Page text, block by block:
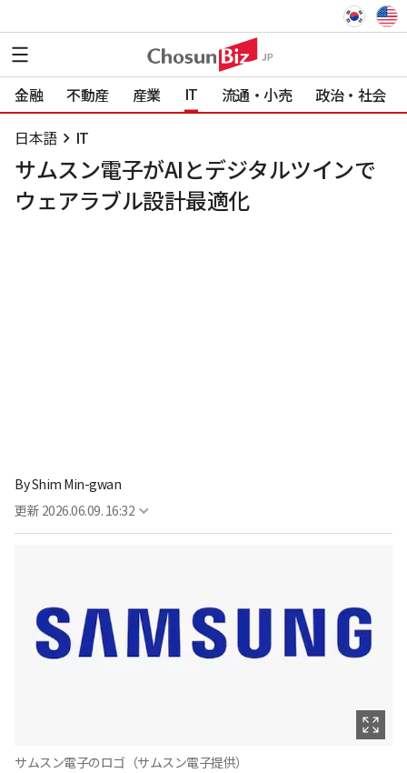
金融 不動産 産業 IT 流通・小売 政治・社会
日本語 IT
サムスン電子がAIとデジタルツインで
ウェアラブル設計最適化
ByShim Min-gwan
更新 2026.06.09. 16:32
サムスン電子のロゴ（サムスン電子提供）